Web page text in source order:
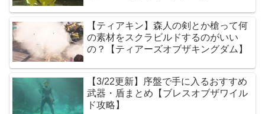
【ティアキン】森人の剣とか槍って何
の素材をスクラビルドするのがいい
の？【ティアーズオブザキングダム】
【3/22更新】序盤で手に入るおすすめ
武器・盾まとめ【ブレスオブザワイル
ド攻略】